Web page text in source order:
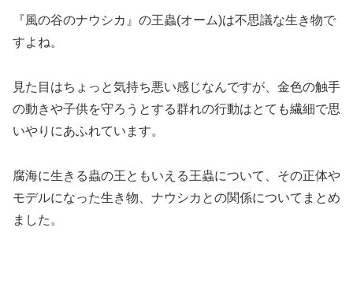
『風の谷のナウシカ』の王蟲(オーム)は不思議な生き物で
すよね。
見た目はちょっと気持ち悪い感じなんですが、金色の触手
の動きや子供を守ろうとする群れの行動はとても繊細で思
いやりにあふれています。
腐海に生きる蟲の王ともいえる王蟲について、その正体や
モデルになった生き物、ナウシカとの関係についてまとめ
ました。